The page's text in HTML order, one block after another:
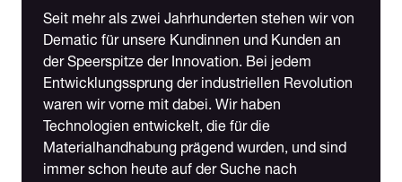
Seit mehr als zwei Jahrhunderten stehen wir von
Dematic für unsere Kundinnen und Kunden an
der Speerspitze der Innovation. Bei jedem
Entwicklungssprung der industriellen Revolution
waren wir vorne mit dabei. Wir haben
Technologien entwickelt, die für die
Materialhandhabung prägend wurden, und sind
immer schon heute auf der Suche nach